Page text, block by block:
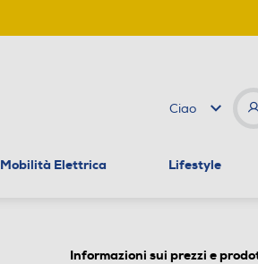
Ciao
Mobilità Elettrica Lifestyle
Informazioni sui prezzi e